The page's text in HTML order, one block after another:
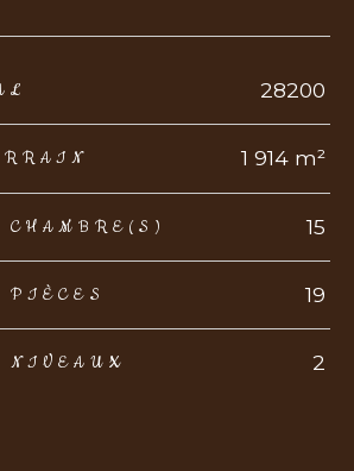
TRAD_ZEPHYR_Valeurs
28200
1 914 m²
15
PIÈCES 19
NIVEAUX 2